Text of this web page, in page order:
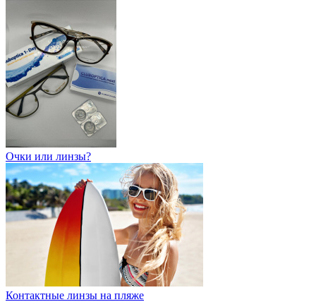
Очки или линзы?
Контактные линзы на пляже